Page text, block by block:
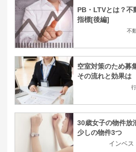
PB・LTVとは？不
指標[後編]
不
空室対策のため募
その流れと効果は
30歳女子の物件
少しの物件3つ
インベス